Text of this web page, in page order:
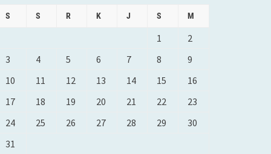
S S R K J S M
1
2
3
4 5 6 7 8
9
10
11 12 13 14 15
16
17
18 19 20 21 22
23
24
25 26 27 28 29
30
31